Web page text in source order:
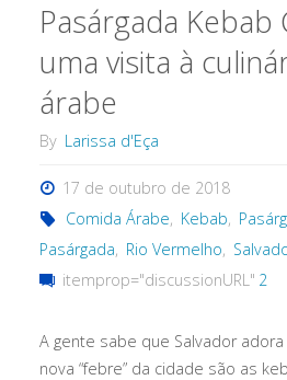
Pasárgada Kebab
uma visita à
árabe
By Larissa d'Eça
17 de outubro de 2018
Comida Árabe, Kebab,
Pasárgada, Rio Vermelho,
itemprop="discussionURL" 2
A gente sabe que Salvador
nova “febre” da cidade são as